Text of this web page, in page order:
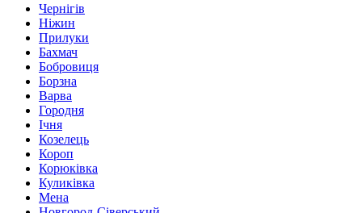
Чернігів
Ніжин
Прилуки
Бахмач
Бобровиця
Борзна
Варва
Городня
Ічня
Козелець
Короп
Корюківка
Куликівка
Мена